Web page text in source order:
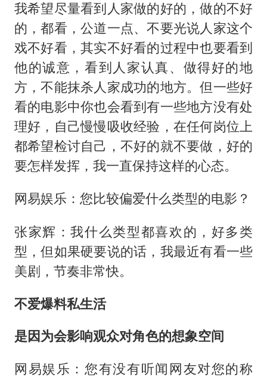
我希望尽量看到人家做的好的，做的不好
的，都看，公道一点、不要光说人家这个
戏不好看，其实不好看的过程中也要看到
他的诚意，看到人家认真、做得好的地
方，不能抹杀人家成功的地方。但一些好
看的电影中你也会看到有一些地方没有处
理好，自己慢慢吸收经验，在任何岗位上
都希望检讨自己，不好的就不要做，好的
要怎样发挥，我一直保持这样的心态。
网易娱乐：您比较偏爱什么类型的电影？
张家辉：我什么类型都喜欢的，好多类
型，但如果硬要说的话，我最近有看一些
美剧，节奏非常快。
不爱爆料私生活
是因为会影响观众对角色的想象空间
网易娱乐：您有没有听闻网友对您的称